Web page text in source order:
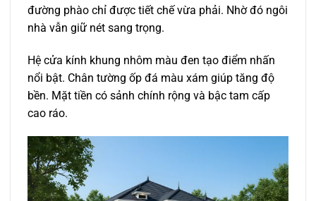
đường phào chỉ được tiết chế vừa phải. Nhờ đó ngôi
nhà vẫn giữ nét sang trọng.
Hệ cửa kính khung nhôm màu đen tạo điểm nhấn
nổi bật. Chân tường ốp đá màu xám giúp tăng độ
bền. Mặt tiền có sảnh chính rộng và bậc tam cấp
cao ráo.